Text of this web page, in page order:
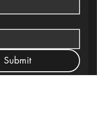
Submit